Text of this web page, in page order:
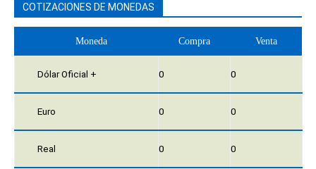
COTIZACIONES DE MONEDAS
Moneda Compra Venta
Dólar Oficial + 0 0
Euro 0 0
Real 0 0